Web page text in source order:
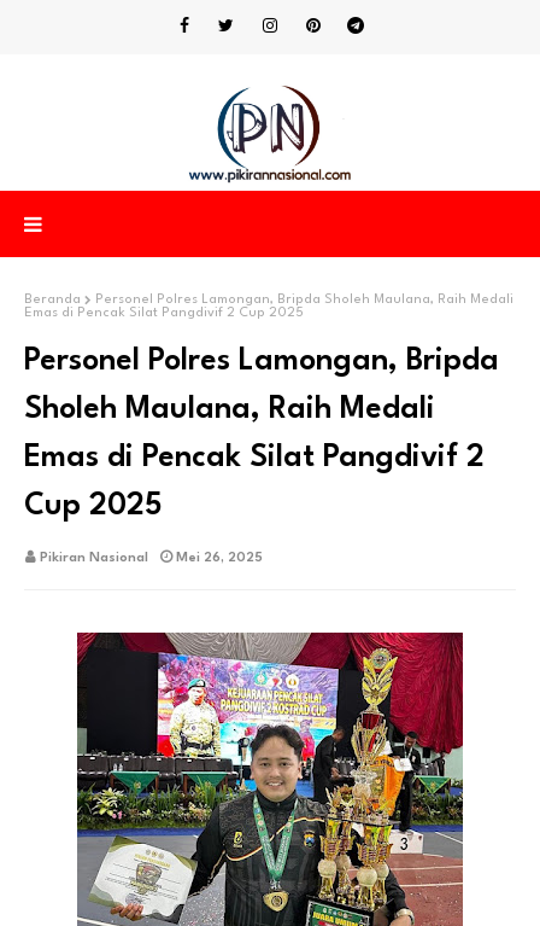
Beranda
Personel Polres Lamongan, Bripda Sholeh Maulana, Raih Medali
Emas di Pencak Silat Pangdivif 2 Cup 2025
Personel Polres Lamongan, Bripda
Sholeh Maulana, Raih Medali
Emas di Pencak Silat Pangdivif 2
Cup 2025
Pikiran Nasional Mei 26, 2025